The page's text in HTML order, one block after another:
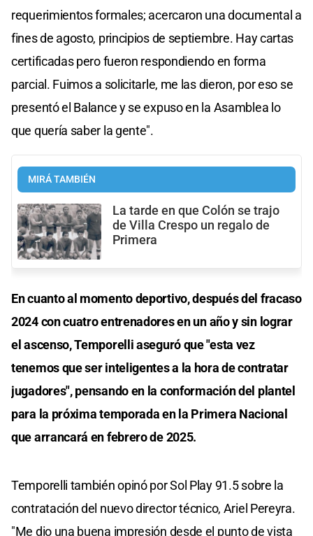
requerimientos formales; acercaron una documental a
fines de agosto, principios de septiembre. Hay cartas
certificadas pero fueron respondiendo en forma
parcial. Fuimos a solicitarle, me las dieron, por eso se
presentó el Balance y se expuso en la Asamblea lo
que quería saber la gente".
MIRÁ TAMBIÉN
La tarde en que Colón se trajo
de Villa Crespo un regalo de
Primera
En cuanto al momento deportivo, después del fracaso
2024 con cuatro entrenadores en un año y sin lograr
el ascenso, Temporelli aseguró que "esta vez
tenemos que ser inteligentes a la hora de contratar
jugadores", pensando en la conformación del plantel
para la próxima temporada en la Primera Nacional
que arrancará en febrero de 2025.
Temporelli también opinó por Sol Play 91.5 sobre la
contratación del nuevo director técnico, Ariel Pereyra.
"Me dio una buena impresión desde el punto de vista